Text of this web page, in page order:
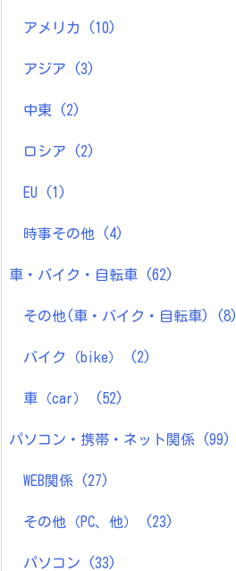
アメリカ (10)
アジア (3)
中東 (2)
ロシア (2)
EU (1)
時事その他 (4)
車・バイク・自転車 (62)
その他(車・バイク・自転車) (8)
バイク（bike） (2)
車（car） (52)
パソコン・携帯・ネット関係 (99)
WEB関係 (27)
その他（PC、他） (23)
パソコン (33)